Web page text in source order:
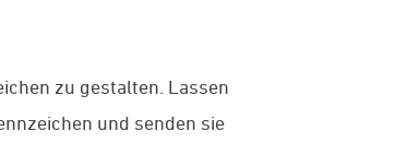
zu gestalten. Lassen
und senden sie